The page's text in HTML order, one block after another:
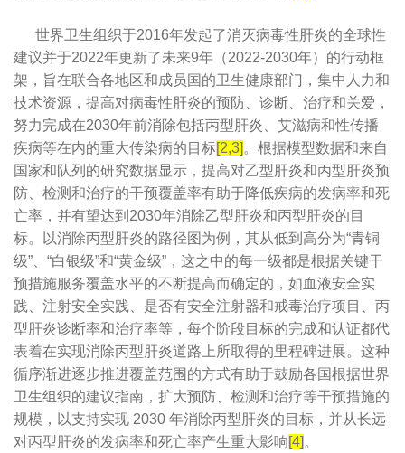
世界卫生组织于2016年发起了消灭病毒性肝炎的全球性
建议并于2022年更新了未来9年（2022-2030年）的行动框
架，旨在联合各地区和成员国的卫生健康部门，集中人力和
技术资源，提高对病毒性肝炎的预防、诊断、治疗和关爱，
努力完成在2030年前消除包括丙型肝炎、艾滋病和性传播
疾病等在内的重大传染病的目标[2,3] 。根据模型数据和来自
国家和队列的研究数据显示，提高对乙型肝炎和丙型肝炎预
防、检测和治疗的干预覆盖率有助于降低疾病的发病率和死
亡率，并有望达到2030年消除乙型肝炎和丙型肝炎的目
标。以消除丙型肝炎的路径图为例，其从低到高分为“青铜
级”、“白银级”和“黄金级”，这之中的每一级都是根据关键干
预措施服务覆盖水平的不断提高而确定的，如血液安全实
践、注射安全实践、是否有安全注射器和戒毒治疗项目、丙
型肝炎诊断率和治疗率等，每个阶段目标的完成和认证都代
表着在实现消除丙型肝炎道路上所取得的里程碑进展。这种
循序渐进逐步推进覆盖范围的方式有助于鼓励各国根据世界
卫生组织的建议指南，扩大预防、检测和治疗等干预措施的
规模，以支持实现 2030 年消除丙型肝炎的目标，并从长远
对丙型肝炎的发病率和死亡率产生重大影响[4] 。